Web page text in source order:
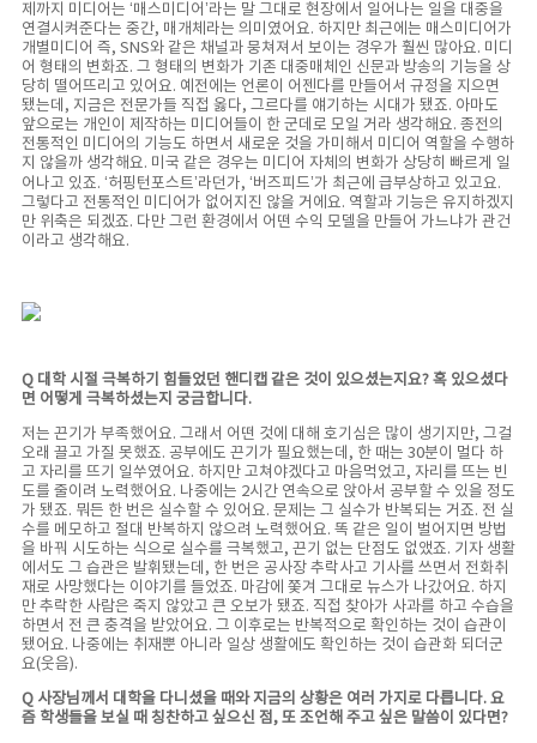
제까지 미디어는 ‘매스미디어’라는 말 그대로 현장에서 일어나는 일을 대중을
연결시켜준다는 중간, 매개체라는 의미였어요. 하지만 최근에는 매스미디어가
개별미디어 즉, SNS와 같은 채널과 뭉쳐져서 보이는 경우가 훨씬 많아요. 미디
어 형태의 변화죠. 그 형태의 변화가 기존 대중매체인 신문과 방송의 기능을 상
당히 떨어뜨리고 있어요. 예전에는 언론이 어젠다를 만들어서 규정을 지으면
됐는데, 지금은 전문가들 직접 옳다, 그르다를 얘기하는 시대가 됐죠. 아마도
앞으로는 개인이 제작하는 미디어들이 한 군데로 모일 거라 생각해요. 종전의
전통적인 미디어의 기능도 하면서 새로운 것을 가미해서 미디어 역할을 수행하
지 않을까 생각해요. 미국 같은 경우는 미디어 자체의 변화가 상당히 빠르게 일
어나고 있죠. ‘허핑턴포스트’라던가, ‘버즈피드’가 최근에 급부상하고 있고요.
그렇다고 전통적인 미디어가 없어지진 않을 거에요. 역할과 기능은 유지하겠지
만 위축은 되겠죠. 다만 그런 환경에서 어떤 수익 모델을 만들어 가느냐가 관건
이라고 생각해요.
Q 대학 시절 극복하기 힘들었던 핸디캡 같은 것이 있으셨는지요? 혹 있으셨다
면 어떻게 극복하셨는지 궁금합니다.
저는 끈기가 부족했어요. 그래서 어떤 것에 대해 호기심은 많이 생기지만, 그걸
오래 끌고 가질 못했죠. 공부에도 끈기가 필요했는데, 한 때는 30분이 멀다 하
고 자리를 뜨기 일쑤였어요. 하지만 고쳐야겠다고 마음먹었고, 자리를 뜨는 빈
도를 줄이려 노력했어요. 나중에는 2시간 연속으로 앉아서 공부할 수 있을 정도
가 됐죠. 뭐든 한 번은 실수할 수 있어요. 문제는 그 실수가 반복되는 거죠. 전 실
수를 메모하고 절대 반복하지 않으려 노력했어요. 똑 같은 일이 벌어지면 방법
을 바꿔 시도하는 식으로 실수를 극복했고, 끈기 없는 단점도 없앴죠. 기자 생활
에서도 그 습관은 발휘됐는데, 한 번은 공사장 추락사고 기사를 쓰면서 전화취
재로 사망했다는 이야기를 들었죠. 마감에 쫓겨 그대로 뉴스가 나갔어요. 하지
만 추락한 사람은 죽지 않았고 큰 오보가 됐죠. 직접 찾아가 사과를 하고 수습을
하면서 전 큰 충격을 받았어요. 그 이후로는 반복적으로 확인하는 것이 습관이
됐어요. 나중에는 취재뿐 아니라 일상 생활에도 확인하는 것이 습관화 되더군
요(웃음).
Q 사장님께서 대학을 다니셨을 때와 지금의 상황은 여러 가지로 다릅니다. 요
즘 학생들을 보실 때 칭찬하고 싶으신 점, 또 조언해 주고 싶은 말씀이 있다면?